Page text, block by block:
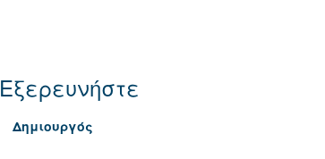
Εξερευνήστε
Δημιουργός